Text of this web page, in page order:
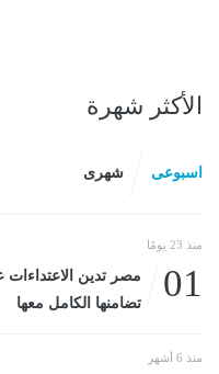
الأكثر شهرة
اسبوعى شهرى
منذ 23 يومًا
01
مصر تدين الاعتداءات
تضامنها الكامل معها
منذ 6 أشهر